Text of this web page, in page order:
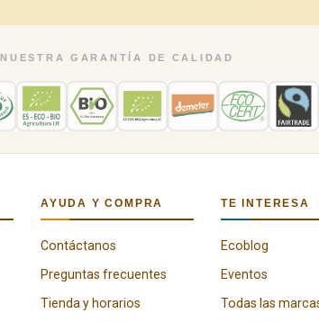
NUESTRA GARANTÍA DE CALIDAD
AYUDA Y COMPRA
Contáctanos
Preguntas frecuentes
Tienda y horarios
TE INTERESA
Ecoblog
Eventos
Todas las